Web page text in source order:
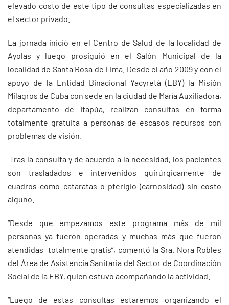
elevado costo de este tipo de consultas especializadas en
el sector privado.
La jornada inició en el Centro de Salud de la localidad de
Ayolas y luego prosiguió en el Salón Municipal de la
localidad de Santa Rosa de Lima. Desde el año 2009 y con el
apoyo de la Entidad Binacional Yacyretá (EBY) la Misión
Milagros de Cuba con sede en la ciudad de María Auxiliadora,
departamento de Itapúa, realizan consultas en forma
totalmente gratuita a personas de escasos recursos con
problemas de visión.
Tras la consulta y de acuerdo a la necesidad, los pacientes
son trasladados e intervenidos quirúrgicamente de
cuadros como cataratas o pterigio (carnosidad) sin costo
alguno.
“Desde que empezamos este programa más de mil
personas ya fueron operadas y muchas más que fueron
atendidas totalmente gratis”, comentó la Sra. Nora Robles
del Área de Asistencia Sanitaria del Sector de Coordinación
Social de la EBY, quien estuvo acompañando la actividad.
“Luego de estas consultas estaremos organizando el